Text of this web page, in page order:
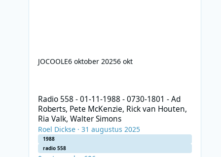
JOCOOLE6 oktober 20256 okt
Radio 558 - 01-11-1988 - 0730-1801 - Ad
Roberts, Pete McKenzie, Rick van Houten,
Ria Valk, Walter Simons
Roel Dickse· 31 augustus 2025
1988
radio 558